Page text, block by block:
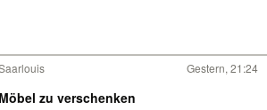
Gestern, 21:24
Möbel zu verschenken